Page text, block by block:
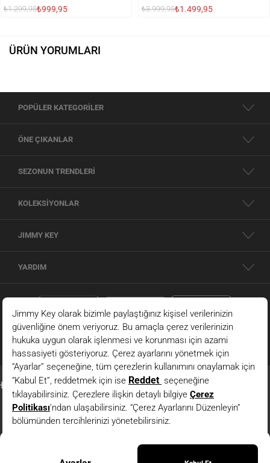
₺1.299,95₺999,95 ₺3.999,95₺1.499,95
ÜRÜN YORUMLARI
POPÜLER KATEGORİLER
ÖNE ÇIKANLAR
SEZONUN TRENDLERİ
KOLEKSİYONLAR
JIMMY KEY
YARDIM
© 2026 - JIMMY KEY | Bilgi Toplumu Hizmetleri
Siyah U Yaka Kısa Kollu Midi Örme Elbise